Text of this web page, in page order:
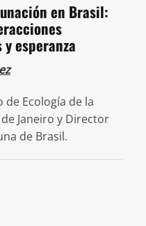
en Brasil:
esperanza
Ecología de la
Janeiro y Director
de Brasil.